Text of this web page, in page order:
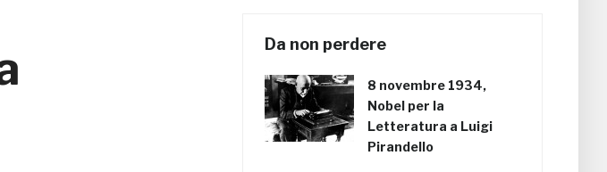
Da non perdere
8 novembre 1934,
Nobel per la
Letteratura a Luigi
Pirandello